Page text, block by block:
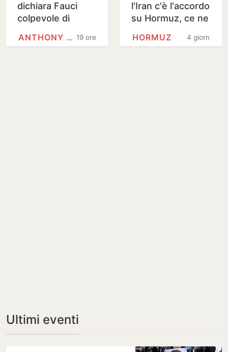
dichiara Fauci
colpevole di
Congresso
19 ore
ANTHONY FAUCI
l'Iran c'è l'accordo
su Hormuz, ce ne
nucleare' ++
4 giorni
HORMUZ
Ultimi eventi